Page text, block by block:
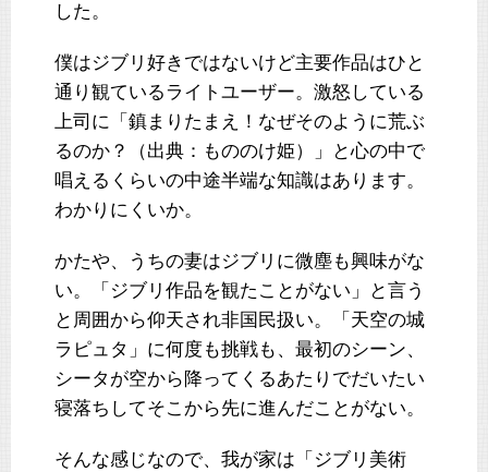
した。
僕はジブリ好きではないけど主要作品はひと
通り観ているライトユーザー。激怒している
上司に「鎮まりたまえ！なぜそのように荒ぶ
るのか？（出典：もののけ姫）」と心の中で
唱えるくらいの中途半端な知識はあります。
わかりにくいか。
かたや、うちの妻はジブリに微塵も興味がな
い。「ジブリ作品を観たことがない」と言う
と周囲から仰天され非国民扱い。「天空の城
ラピュタ」に何度も挑戦も、最初のシーン、
シータが空から降ってくるあたりでだいたい
寝落ちしてそこから先に進んだことがない。
そんな感じなので、我が家は「ジブリ美術